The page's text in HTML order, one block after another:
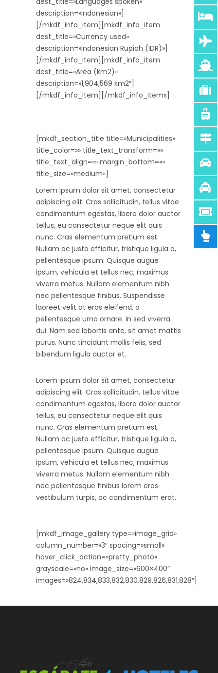
description=»Indonesian»]
[/mkdf_info_item][mkdf_info_item
dest_title=»Currency used»
description=»Indonesian Rupiah (IDR)»]
[/mkdf_info_item][mkdf_info_item
dest_title=»Area (km2)»
description=»1,904,569 km2″]
[/mkdf_info_item][/mkdf_info_items]
[mkdf_section_title title=»Municipalities»
title_color=»» title_text_transform=»»
title_text_align=»» margin_bottom=»»
title_size=»medium»]
Lorem ipsum dolor sit amet, consectetur
adipiscing elit. Cras sollicitudin, tellus vitae
condimentum egestas, libero dolor auctor
tellus, eu consectetur neque elit quis
nunc. Cras elementum pretium est.
Nullam ac justo efficitur, tristique ligula a,
pellentesque ipsum. Quisque augue
ipsum, vehicula et tellus nec, maximus
viverra metus. Nullam elementum nibh
nec pellentesque finibus. Suspendisse
laoreet velit at eros eleifend, a
pellentesque urna ornare. In sed viverra
dui. Nam sed lobortis ante, sit amet mattis
purus. Nunc tincidunt mollis felis, sed
bibendum ligula auctor et.
Lorem ipsum dolor sit amet, consectetur
adipiscing elit. Cras sollicitudin, tellus vitae
condimentum egestas, libero dolor auctor
tellus, eu consectetur neque elit quis
nunc. Cras elementum pretium est.
Nullam ac justo efficitur, tristique ligula a,
pellentesque ipsum. Quisque augue
ipsum, vehicula et tellus nec, maximus
viverra metus. Nullam elementum nibh
nec pellentesque finibus lorem eros
vestibulum turpis, ac condimentum erat.
[mkdf_image_gallery type=»image_grid»
column_number=»3″ spacing=»small»
hover_click_action=»pretty_photo»
grayscale=»no» image_size=»600×400″
images=»824,834,833,832,830,829,826,831,828″]